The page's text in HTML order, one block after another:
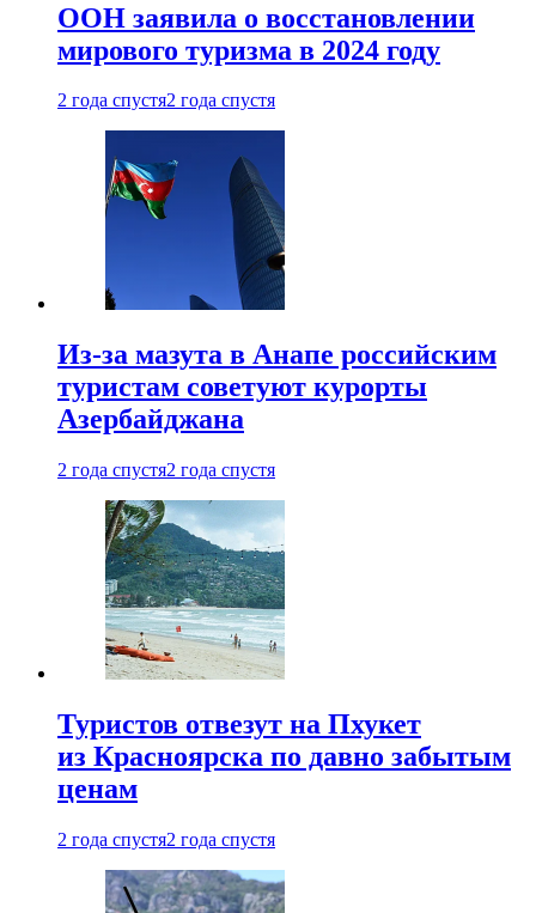
ООН заявила о восстановлении
мирового туризма в 2024 году
2 года спустя2 года спустя
Из-за мазута в Анапе российским
туристам советуют курорты
Азербайджана
2 года спустя2 года спустя
Туристов отвезут на Пхукет
из Красноярска по давно забытым
ценам
2 года спустя2 года спустя